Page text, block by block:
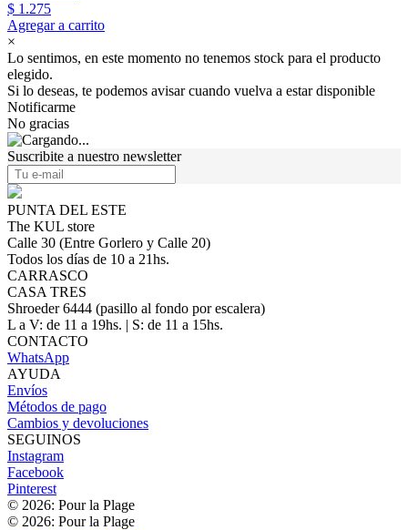
$ 1.275
Agregar a carrito
×
Lo sentimos, en este momento no tenemos stock para el producto
elegido.
Si lo deseas, te podemos avisar cuando vuelva a estar disponible
Notificarme
No gracias
Suscribite a nuestro newsletter
PUNTA DEL ESTE
The KUL store
Calle 30 (Entre Gorlero y Calle 20)
Todos los días de 10 a 21hs.
CARRASCO
CASA TRES
Shroeder 6444 (pasillo al fondo por escalera)
L a V: de 11 a 19hs. | S: de 11 a 15hs.
CONTACTO
WhatsApp
AYUDA
Envíos
Métodos de pago
Cambios y devoluciones
SEGUINOS
Instagram
Facebook
Pinterest
© 2026: Pour la Plage
© 2026: Pour la Plage